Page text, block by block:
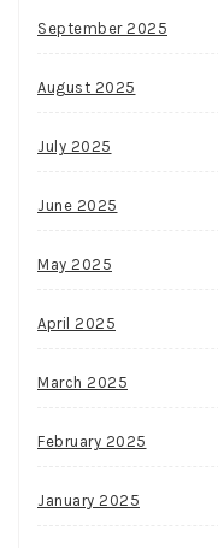
September 2025
August 2025
July 2025
June 2025
May 2025
April 2025
March 2025
February 2025
January 2025